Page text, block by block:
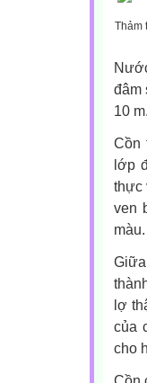
Thảm
đâm
10 m.
Cồn
lớp
thực
ven
màu.
lợ
của
cho